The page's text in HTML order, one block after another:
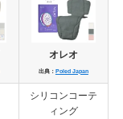
オレオ
出典： Poled Japan
シリコンコーテ
ィング